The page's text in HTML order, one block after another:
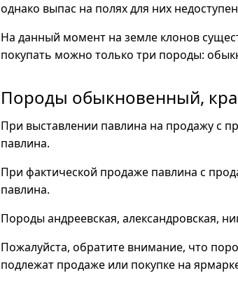
однако выпас на полях для них
На данный момент на земле клонов
покупать можно только три породы:
Породы обыкновенный,
При выставлении павлина на продажу с
павлина.
При фактической продаже павлина с
павлина.
Породы андреевская, александровская,
Пожалуйста, обратите внимание, что
подлежат продаже или покупке на